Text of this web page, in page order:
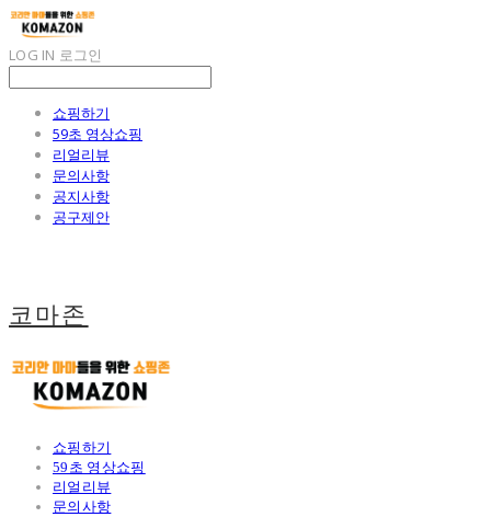
LOG IN 로그인
쇼핑하기
59초 영상쇼핑
리얼리뷰
문의사항
공지사항
공구제안
코마존
쇼핑하기
59초 영상쇼핑
리얼리뷰
문의사항